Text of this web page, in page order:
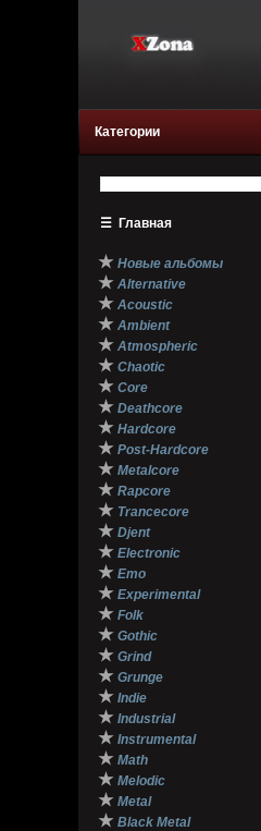
Категории
☰ Главная
★ Новые альбомы
★ Alternative
★ Acoustic
★ Ambient
★ Atmospheric
★ Chaotic
★ Core
★ Deathcore
★ Hardcore
★ Post-Hardcore
★ Metalcore
★ Rapcore
★ Trancecore
★ Djent
★ Electronic
★ Emo
★ Experimental
★ Folk
★ Gothic
★ Grind
★ Grunge
★ Indie
★ Industrial
★ Instrumental
★ Math
★ Melodic
★ Metal
★ Black Metal